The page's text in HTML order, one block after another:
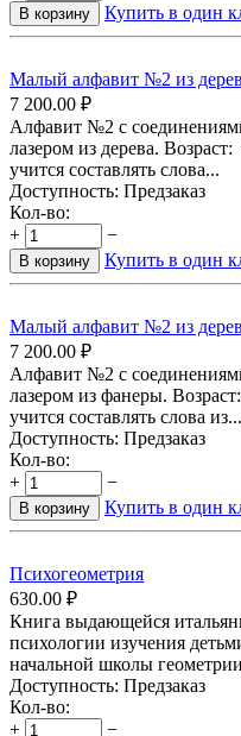
В корзину Купить в один
Малый алфавит №2 из
7 200.00 ₽
Алфавит №2 с
лазером из дерева.
учится составлять слова...
Доступность: Предзаказ
Кол-во:
+
−
В корзину Купить в один
Малый алфавит №2 из
7 200.00 ₽
Алфавит №2 с
лазером из фанеры.
учится составлять слова из...
Доступность: Предзаказ
Кол-во:
+
−
В корзину Купить в один
Психогеометрия
630.00 ₽
Книга выдающейся
психологии изучения
начальной школы
Доступность: Предзаказ
Кол-во:
+
−